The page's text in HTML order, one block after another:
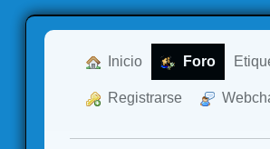
Inicio Foro
Registrarse